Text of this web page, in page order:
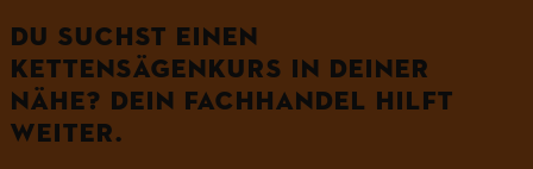
DU SUCHST EINEN
KETTENSÄGENKURS IN DEINER
NÄHE? DEIN FACHHANDEL HILFT
WEITER.